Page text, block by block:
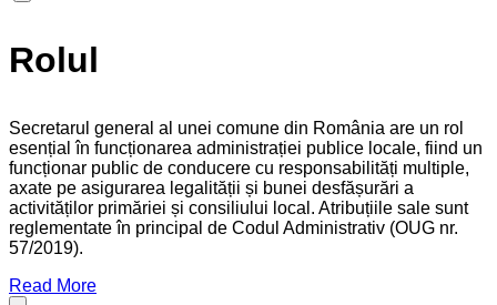
Rolul
Secretarul general al unei comune din România are un rol
esențial în funcționarea administrației publice locale, fiind un
funcționar public de conducere cu responsabilități multiple,
axate pe asigurarea legalității și bunei desfășurări a
activităților primăriei și consiliului local. Atribuțiile sale sunt
reglementate în principal de Codul Administrativ (OUG nr.
57/2019).
Read More